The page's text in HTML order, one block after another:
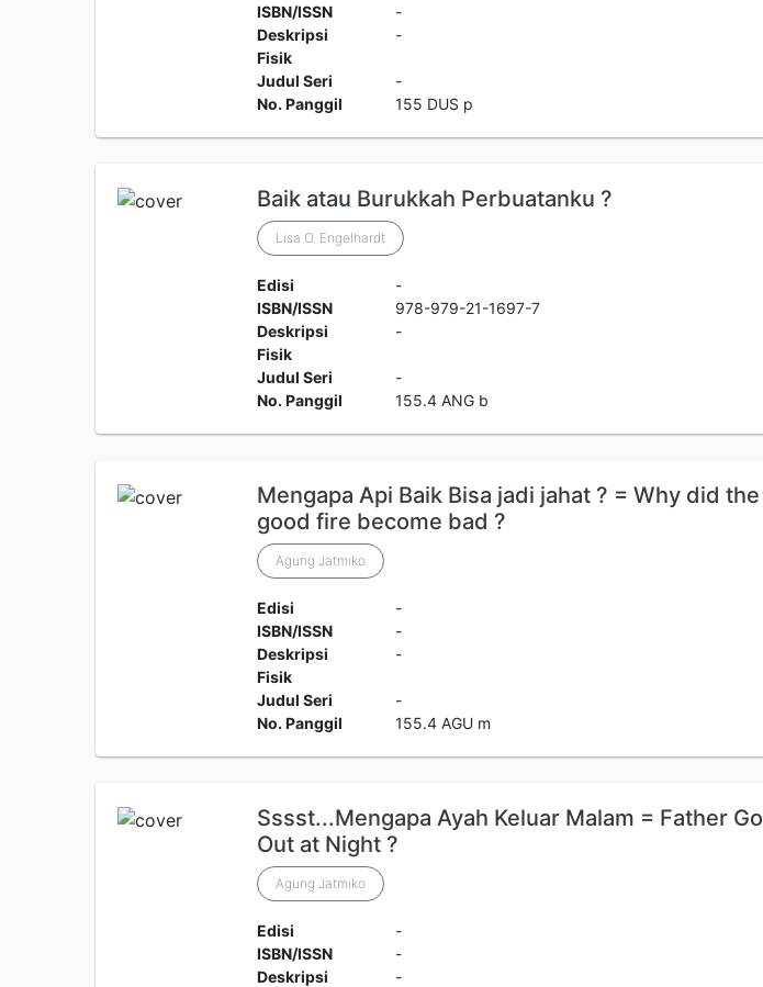
ISBN/ISSN
-
Deskripsi
Fisik
-
Judul Seri
-
No. Panggil
155 DUS p
Baik atau Burukkah Perbuatanku ?
Lisa O. Engelhardt
Edisi
-
ISBN/ISSN
978-979-21-1697-7
Deskripsi
Fisik
-
Judul Seri
-
No. Panggil
155.4 ANG b
Mengapa Api Baik Bisa jadi jahat ? = Why did the
good fire become bad ?
Agung Jatmiko
Edisi
-
ISBN/ISSN
-
Deskripsi
Fisik
-
Judul Seri
-
No. Panggil
155.4 AGU m
Sssst...Mengapa Ayah Keluar Malam = Father Go
Out at Night ?
Agung Jatmiko
Edisi
-
ISBN/ISSN
-
Deskripsi
-